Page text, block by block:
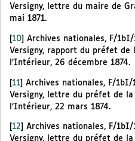
Versigny, lettre du maire de
mai 1871.
10
Archives nationales, F/
Versigny, rapport du préfet de
l’Intérieur, 26 décembre 1874.
[11] Archives nationales, F/
Versigny, lettre du préfet de
l’Intérieur, 22 mars 1874.
12
Archives nationales, F/
Versigny, lettre du préfet de